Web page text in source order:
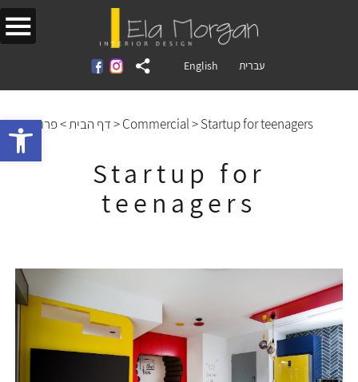
English עברית
דף הבית>פרויקטים >Commercial>Startup for teenagers
Startup for
teenagers
Open toolbar